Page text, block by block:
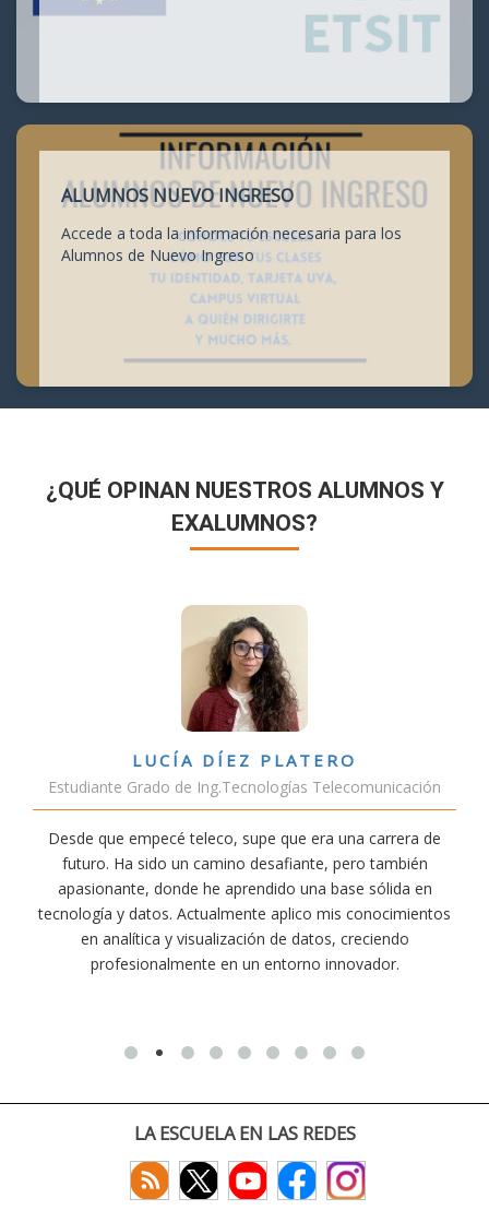
ALUMNOS NUEVO INGRESO
Accede a toda la información necesaria para los
Alumnos de Nuevo Ingreso
¿QUÉ OPINAN NUESTROS ALUMNOS Y
EXALUMNOS?
una carrera de
pero también
base sólida en
mis conocimientos
creciendo
VÍCTOR SÁNCHEZ
Estudiante Doble Grado
Estudiar teleco me ha permitido
conectividad afecta nuestra vida diaria.
exige esfuerzo, he dedicado parte de mi
actividades como el salvamento y
convencido de que elegir teleco ha sido
decisiones que he tomado.
LA ESCUELA EN LAS REDES